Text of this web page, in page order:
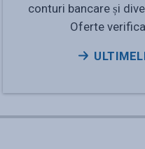
conturi bancare și
Oferte